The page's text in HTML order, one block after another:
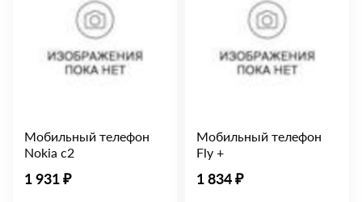
Мобильный телефон
Nokia с2
1 931 ₽
Мобильный телефон
Fly +
1 834 ₽